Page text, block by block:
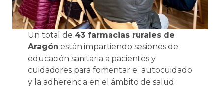
Un total de 43 farmacias rurales de
Aragón están impartiendo sesiones de
educación sanitaria a pacientes y
cuidadores para fomentar el autocuidado
y la adherencia en el ámbito de salud